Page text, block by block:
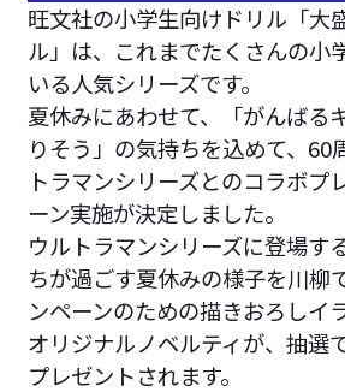
旺文社の小学生向けドリル「大
ル」は、これまでたくさんの小
いる人気シリーズです。
夏休みにあわせて、「がんばる
りそう」の気持ちを込めて、60
トラマンシリーズとのコラボプ
ーン実施が決定しました。
ウルトラマンシリーズに登場す
ちが過ごす夏休みの様子を川柳
ンペーンのための描きおろしイ
オリジナルノベルティが、抽選
プレゼントされます。